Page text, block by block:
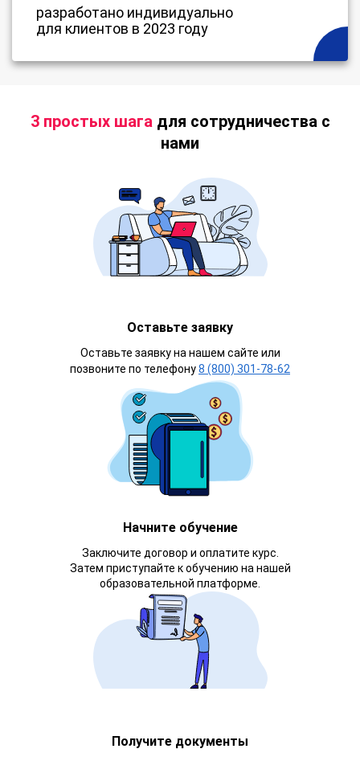
разработано индивидуально
для клиентов в 2023 году
3 простых шагадля сотрудничества с
нами
Оставьте заявку
Оставьте заявку на нашем сайте или
позвоните по телефону8 (800) 301-78-62
Начните обучение
Заключите договор и оплатите курс.
Затем приступайте к обучению на нашей
образовательной платформе.
Получите документы